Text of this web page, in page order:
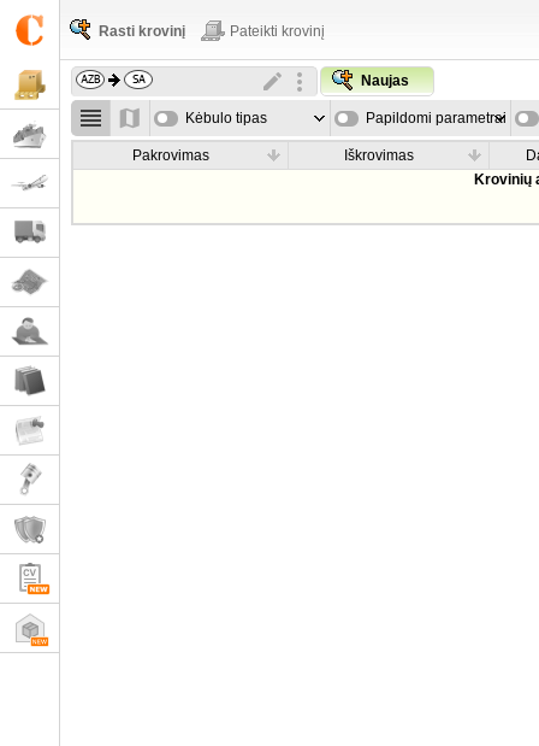
Rasti krovinį Pateikti krovinį
Naujas
Kėbulo tipas Papildomi parametrai
Pakrovimas Iškrovimas
Krovinių